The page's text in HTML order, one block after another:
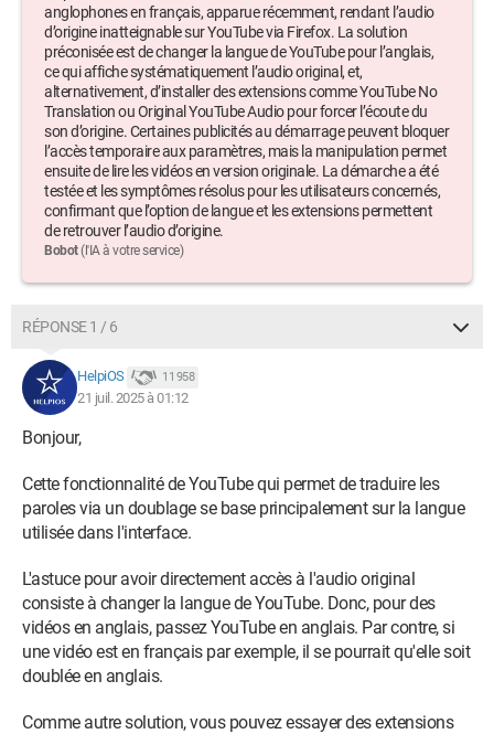
Whovi
Windows / Firefox 138.0
anglophones en français, apparue récemment, rendant l’audio
d’origine inatteignable sur YouTube via Firefox. La solution
préconisée est de changer la langue de YouTube pour l’anglais,
ce qui affiche systématiquement l’audio original, et,
alternativement, d’installer des extensions comme YouTube No
Translation ou Original YouTube Audio pour forcer l’écoute du
son d’origine. Certaines publicités au démarrage peuvent bloquer
l’accès temporaire aux paramètres, mais la manipulation permet
ensuite de lire les vidéos en version originale. La démarche a été
testée et les symptômes résolus pour les utilisateurs concernés,
confirmant que l’option de langue et les extensions permettent
de retrouver l’audio d’origine.
Bobot(l'IA à votre service)
RÉPONSE 1 / 6
HelpiOS 11 958
21 juil. 2025 à 01:12
Bonjour,
Cette fonctionnalité de YouTube qui permet de traduire les
paroles via un doublage se base principalement sur la langue
utilisée dans l'interface.
L'astuce pour avoir directement accès à l'audio original
consiste à changer la langue de YouTube. Donc, pour des
vidéos en anglais, passez YouTube en anglais. Par contre, si
une vidéo est en français par exemple, il se pourrait qu'elle soit
doublée en anglais.
Comme autre solution, vous pouvez essayer des extensions